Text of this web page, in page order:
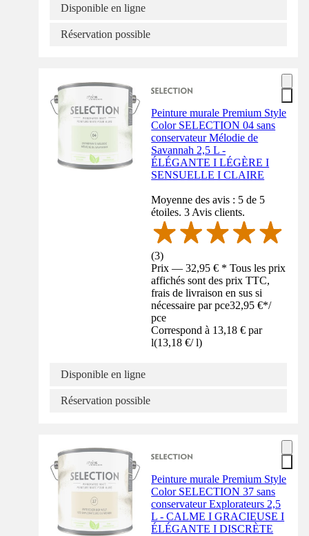
Disponible en ligne
Réservation possible
Peinture murale Premium Style
Color SELECTION 04 sans
conservateur Mélodie de
Savannah 2,5 L -
ÉLÉGANTE I LÉGÈRE I
SENSUELLE I CLAIRE
Moyenne des avis : 5 de 5
étoiles. 3 Avis clients.
(3)
Prix — 32,95 € * Tous les prix
affichés sont des prix TTC,
frais de livraison en sus si
nécessaire par pce32,95 €*/
pce
Correspond à 13,18 € par
l(13,18 €/ l)
Disponible en ligne
Réservation possible
Peinture murale Premium Style
Color SELECTION 37 sans
conservateur Explorateurs 2,5
L - CALME I GRACIEUSE I
ÉLÉGANTE I DISCRÈTE